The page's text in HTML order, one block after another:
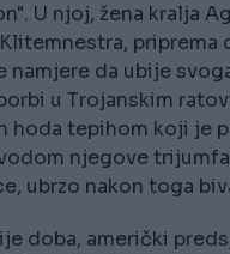
U njoj, žena kralja
priprema
namjere da ubije
u Trojanskim
hoda tepihom koji je
njegove
ubrzo nakon toga
doba, američki